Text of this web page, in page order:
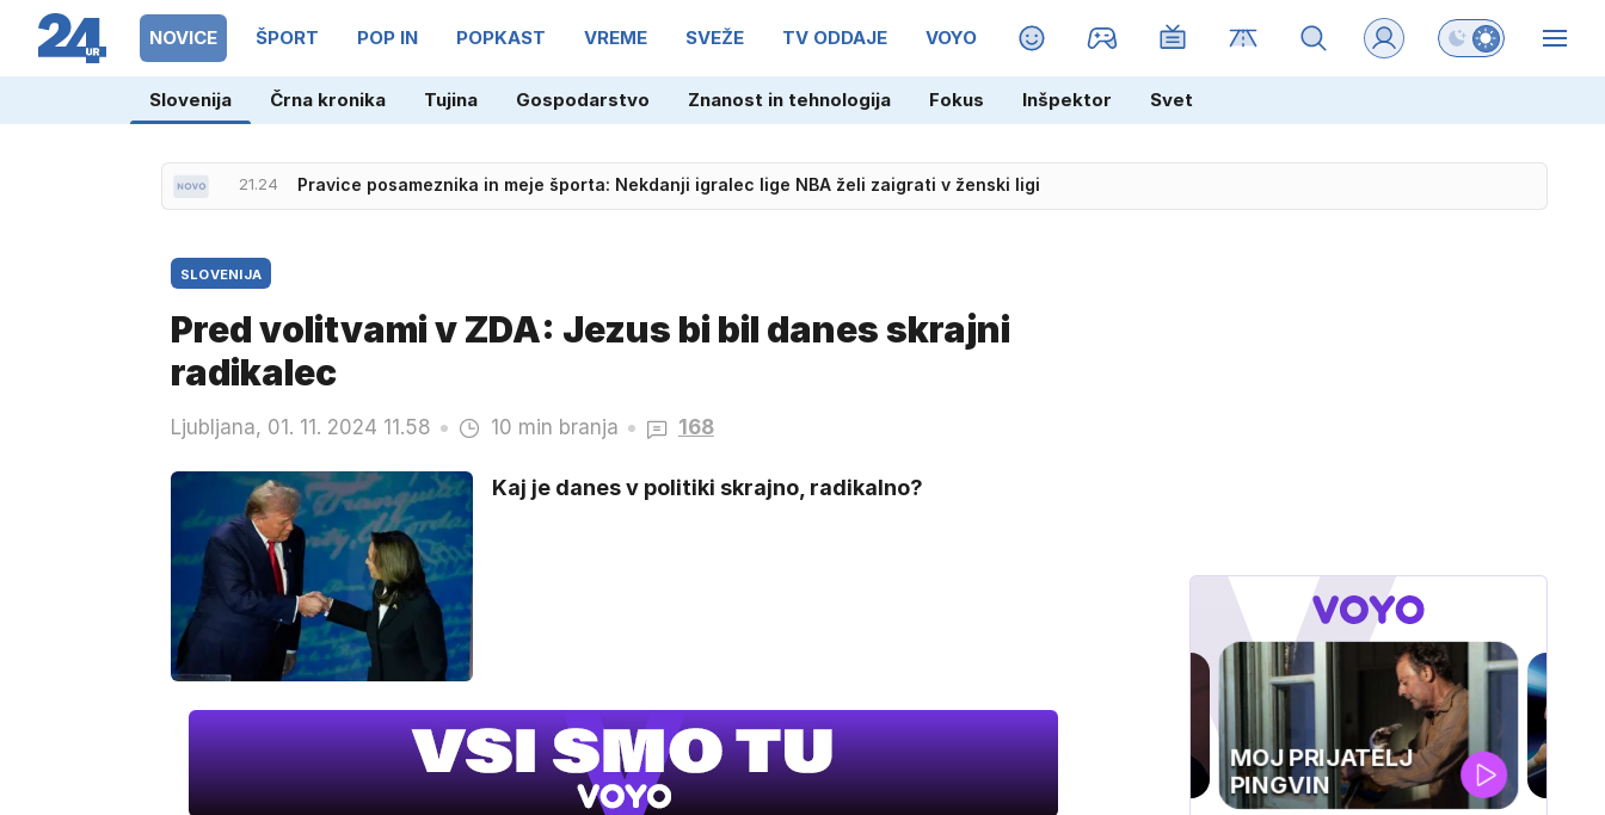
NOVICE ŠPORT POP IN POPKAST VREME SVEŽE TV ODDAJE VOYO MAGAZIN Preklopi barvni
Slovenija Črna kronika Tujina Gospodarstvo Znanost in tehnologija Fokus Inšpektor Svet
21.24 Pravice posameznika in meje športa: Nekdanji igralec lige NBA želi zaigrati v ženski ligi
SLOVENIJA
Pred volitvami v ZDA: Jezus bi bil danes skrajni
radikalec
Ljubljana, 01. 11. 2024 11.58 10 min branja 168
Kaj je danes v politiki skrajno, radikalno?
UEFA
SUPERPOKAL